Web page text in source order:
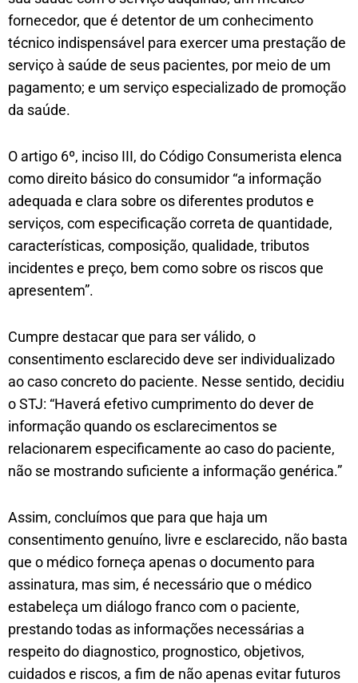
fornecedor, que é detentor de um conhecimento
técnico indispensável para exercer uma prestação de
serviço à saúde de seus pacientes, por meio de um
pagamento; e um serviço especializado de promoção
da saúde.
O artigo 6º, inciso III, do Código Consumerista elenca
como direito básico do consumidor “a informação
adequada e clara sobre os diferentes produtos e
serviços, com especificação correta de quantidade,
características, composição, qualidade, tributos
incidentes e preço, bem como sobre os riscos que
apresentem”.
Cumpre destacar que para ser válido, o
consentimento esclarecido deve ser individualizado
ao caso concreto do paciente. Nesse sentido, decidiu
o STJ: “Haverá efetivo cumprimento do dever de
informação quando os esclarecimentos se
relacionarem especificamente ao caso do paciente,
não se mostrando suficiente a informação genérica.”
Assim, concluímos que para que haja um
consentimento genuíno, livre e esclarecido, não basta
que o médico forneça apenas o documento para
assinatura, mas sim, é necessário que o médico
estabeleça um diálogo franco com o paciente,
prestando todas as informações necessárias a
respeito do diagnostico, prognostico, objetivos,
cuidados e riscos, a fim de não apenas evitar futuros